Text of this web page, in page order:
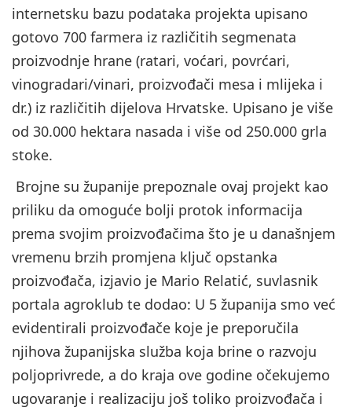
internetsku bazu podataka projekta upisano
gotovo 700 farmera iz različitih segmenata
proizvodnje hrane (ratari, voćari, povrćari,
vinogradari/vinari, proizvođači mesa i mlijeka i
dr.) iz različitih dijelova Hrvatske. Upisano je više
od 30.000 hektara nasada i više od 250.000 grla
stoke.
Brojne su županije prepoznale ovaj projekt kao
priliku da omoguće bolji protok informacija
prema svojim proizvođačima što je u današnjem
vremenu brzih promjena ključ opstanka
proizvođača, izjavio je Mario Relatić, suvlasnik
portala agroklub te dodao: U 5 županija smo već
evidentirali proizvođače koje je preporučila
njihova županijska služba koja brine o razvoju
poljoprivrede, a do kraja ove godine očekujemo
ugovaranje i realizaciju još toliko proizvođača i